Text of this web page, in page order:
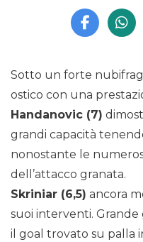
Sotto un forte
ostico con una
Handanovic (7)
grandi capacità
nonostante le
dell’attacco granata.
Skriniar (6,5) ancora
suoi interventi. Grande
il goal trovato su palla